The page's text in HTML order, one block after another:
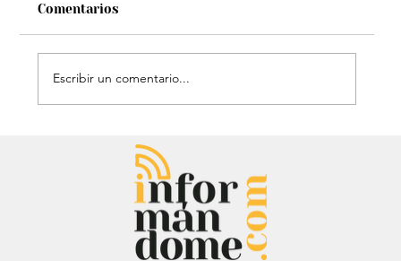
Chayanne se animó a trend viral y
dejó mensaje: “Antes de ser tu
Comentarios
Escribir un comentario...